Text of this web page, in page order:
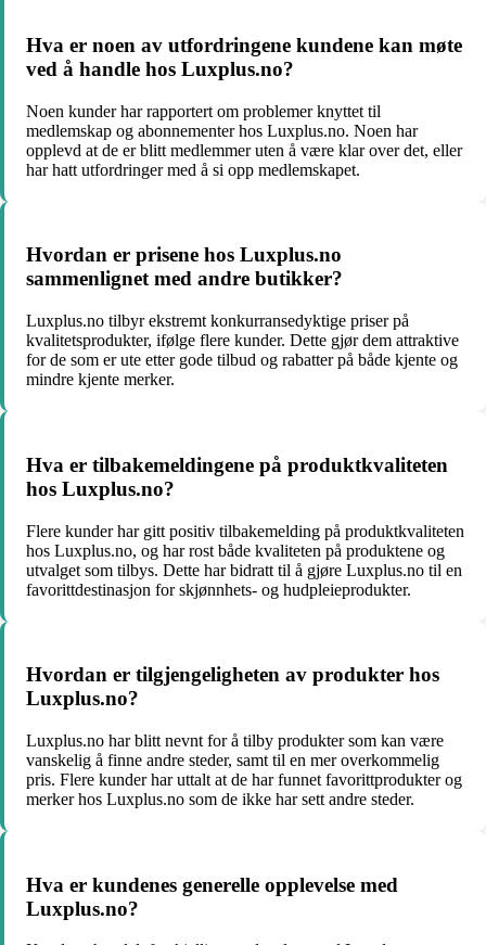
Hva er noen av utfordringene kundene kan møte
ved å handle hos Luxplus.no?
Noen kunder har rapportert om problemer knyttet til
medlemskap og abonnementer hos Luxplus.no. Noen har
opplevd at de er blitt medlemmer uten å være klar over det, eller
har hatt utfordringer med å si opp medlemskapet.
Hvordan er prisene hos Luxplus.no
sammenlignet med andre butikker?
Luxplus.no tilbyr ekstremt konkurransedyktige priser på
kvalitetsprodukter, ifølge flere kunder. Dette gjør dem attraktive
for de som er ute etter gode tilbud og rabatter på både kjente og
mindre kjente merker.
Hva er tilbakemeldingene på produktkvaliteten
hos Luxplus.no?
Flere kunder har gitt positiv tilbakemelding på produktkvaliteten
hos Luxplus.no, og har rost både kvaliteten på produktene og
utvalget som tilbys. Dette har bidratt til å gjøre Luxplus.no til en
favorittdestinasjon for skjønnhets- og hudpleieprodukter.
Hvordan er tilgjengeligheten av produkter hos
Luxplus.no?
Luxplus.no har blitt nevnt for å tilby produkter som kan være
vanskelig å finne andre steder, samt til en mer overkommelig
pris. Flere kunder har uttalt at de har funnet favorittprodukter og
merker hos Luxplus.no som de ikke har sett andre steder.
Hva er kundenes generelle opplevelse med
Luxplus.no?